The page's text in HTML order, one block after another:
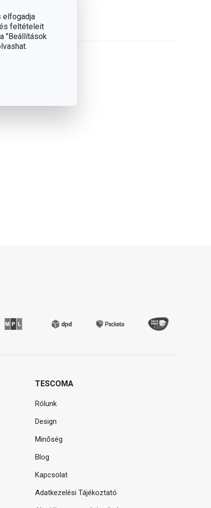
elfogadja
feltételeit
"Beállítások
TESCOMA
Rólunk
Design
Minőség
Blog
Kapcsolat
Adatkezelési Tájékoztató